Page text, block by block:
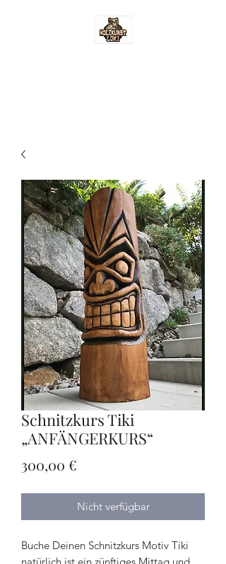
Schnitzkurs Tiki
„ANFÄNGERKURS“
300,00 €
Nicht verfügbar
Buche Deinen Schnitzkurs Motiv Tiki
natürlich ist ein zünftiges Mittag und